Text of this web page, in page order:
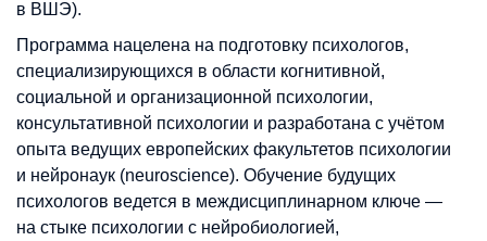
в ВШЭ).
Программа нацелена на подготовку психологов,
специализирующихся в области когнитивной,
социальной и организационной психологии,
консультативной психологии и разработана с учётом
опыта ведущих европейских факультетов психологии
и нейронаук (neuroscience). Обучение будущих
психологов ведется в междисциплинарном ключе —
на стыке психологии с нейробиологией,